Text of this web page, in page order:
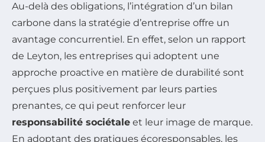
Au-delà des obligations, l’intégration d’un bilan
carbone dans la stratégie d’entreprise offre un
avantage concurrentiel. En effet, selon un rapport
de Leyton, les entreprises qui adoptent une
approche proactive en matière de durabilité sont
perçues plus positivement par leurs parties
prenantes, ce qui peut renforcer leur
responsabilité sociétale et leur image de marque.
En adoptant des pratiques écoresponsables, les